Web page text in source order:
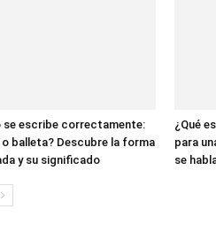
se escribe correctamente:
o balleta? Descubre la forma
y su significado
¿Qué
para
se